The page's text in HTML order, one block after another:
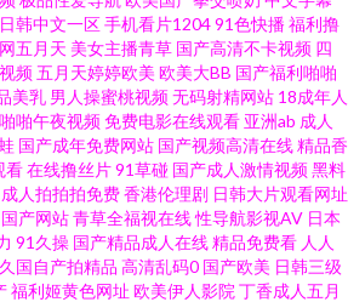
影五码 狠狠干东京热AAV 伊人超碰婷婷五月天
色爱 影音先锋东京热321 日韩二页 九九热大香蕉
插肉穴 精品呦呦呦 久久cccc 最新A片午夜剧场
91午夜电影观看 黄页av网站 超碰激情网 色中色
美 色狗狗网址 九九热艹 大香蕉色 婷婷在线一区
韩中文一区手机看片120491色快播福利撸
五月天 美女主播青草 国产高清不卡视频 四
频五月天婷婷欧美 欧美大BB 国产福利啪啪
美乳 男人操蜜桃视频无码射精网站 18成年人
啪午夜视频免费电影在线观看 亚洲ab 成人
国产成年免费网站 国产视频高清在线精品香
看在线撸丝片91草碰 国产成人激情视频黑料
成人拍拍拍免费香港伦理剧 日韩大片观看网址
国产网站青草全福视在线性导航影视AV 日本
91久操 国产精品成人在线精品免费看 人人
国自产拍精品 高清乱码0 国产欧美 日韩三级
福利姬黄色网址 欧美伊人影院 丁香成人五月